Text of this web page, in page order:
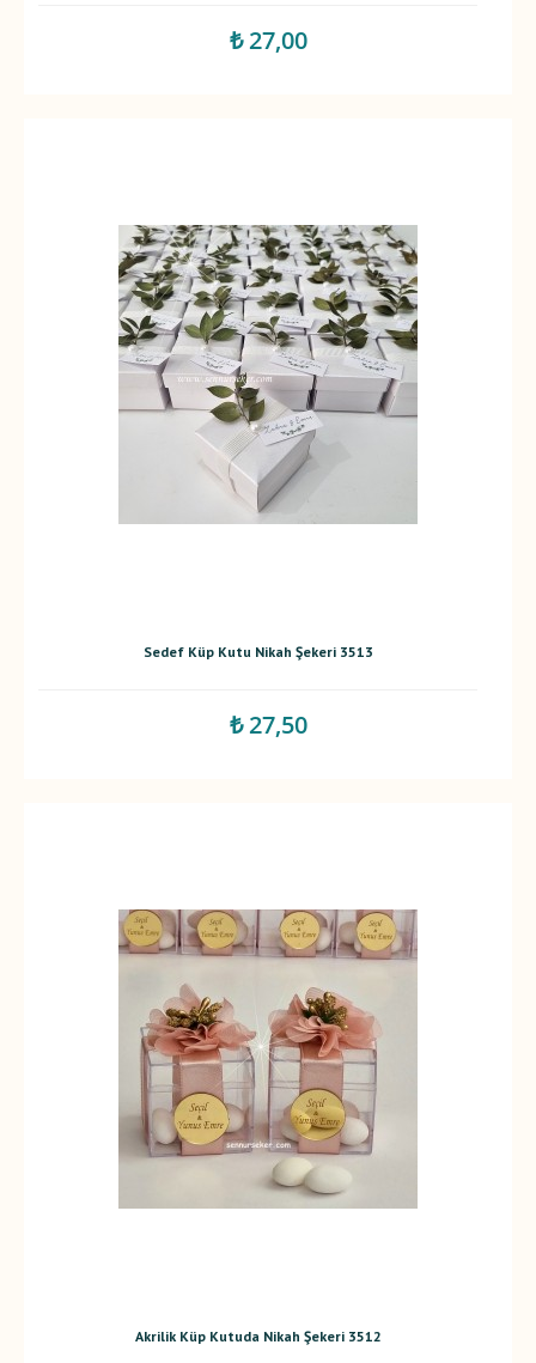
₺ 27,00
Sedef Küp Kutu Nikah Şekeri 3513
₺ 27,50
Akrilik Küp Kutuda Nikah Şekeri 3512